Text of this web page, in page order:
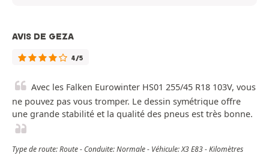
AVIS DE GEZA
4/5
Avec les Falken Eurowinter HS01 255/45 R18 103V, vous
ne pouvez pas vous tromper. Le dessin symétrique offre
une grande stabilité et la qualité des pneus est très bonne.
Type de route: Route - Conduite: Normale - Véhicule: X3 E83 - Kilomètres